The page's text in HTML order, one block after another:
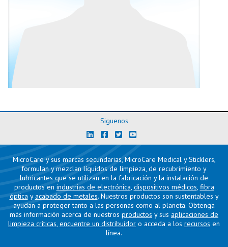
Siguenos
MicroCare y sus marcas secundarias, MicroCare Medical y Sticklers,
formulan y mezclan líquidos de limpieza, de recubrimiento y
lubricantes que se utilizan en la fabricación y la instalación de
productos en industrias de electrónica, dispositivos médicos, fibra
óptica y acabado de metales. Nuestros productos son sustentables y
ayudan a proteger tanto a las personas como al planeta. Obtenga
más información acerca de nuestros productos y sus aplicaciones de
limpieza críticas, encuentre un distribuidor o acceda a los recursos en
línea.